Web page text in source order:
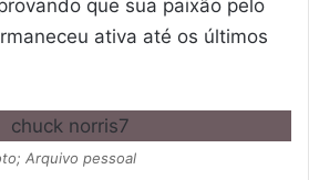
que sua paixão pelo
ativa até os últimos
Arquivo pessoal